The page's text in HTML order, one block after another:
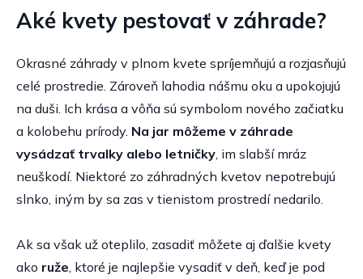
Aké kvety pestovať v záhrade?
Okrasné záhrady v plnom kvete spríjemňujú a rozjasňujú
celé prostredie. Zároveň lahodia nášmu oku a upokojujú
na duši. Ich krása a vôňa sú symbolom nového začiatku
a kolobehu prírody. Na jar môžeme v záhrade
vysádzať trvalky alebo letničky, im slabší mráz
neuškodí. Niektoré zo záhradných kvetov nepotrebujú
slnko, iným by sa zas v tienistom prostredí nedarilo.
Ak sa však už oteplilo, zasadiť môžete aj ďalšie kvety
ako ruže, ktoré je najlepšie vysadiť v deň, keď je pod